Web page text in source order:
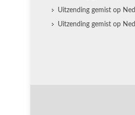
Uitzending gemist op
Uitzending gemist op